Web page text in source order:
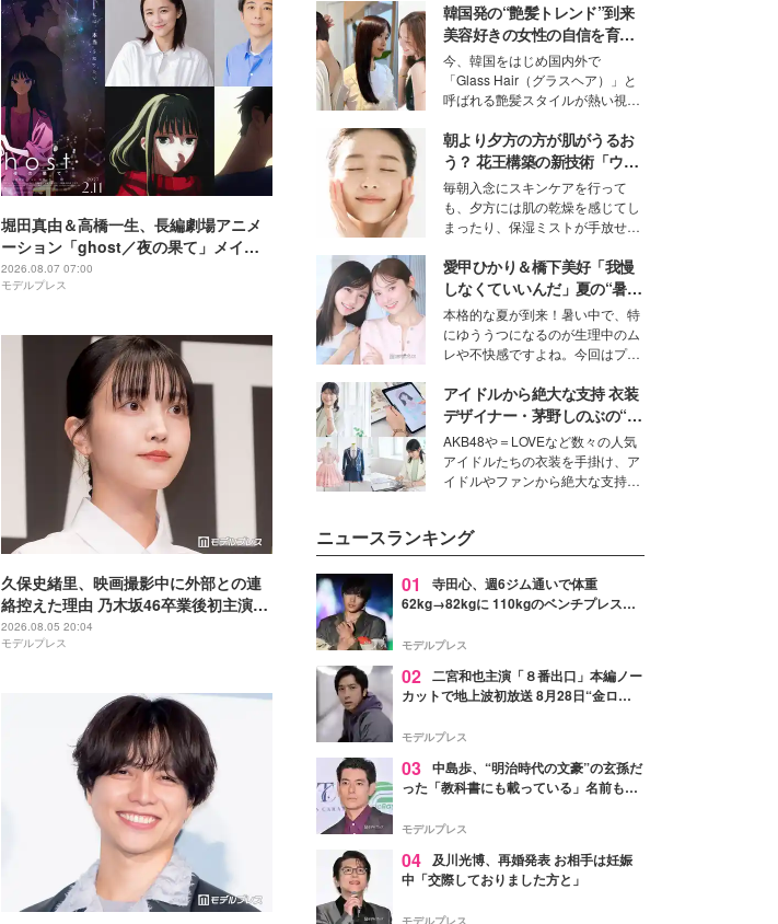
堀田真由＆高橋一生、長編劇場アニメ
ーション「ghost／夜の果て」メイン
キャスト声優に決定「子どもの頃に抱
いていた言葉にはできない沢山の感情
2026.08.07 07:00
モデルプレス
久保史緒里、映画撮影中に外部との連
絡控えた理由 乃木坂46卒業後初主演で
母親役に【世界は美しいと誰かが言っ
た】
2026.08.05 20:04
モデルプレス
ニオン好き”という共通点を持つモ
デルの宮城舞と島村雄大の特別対
談をお届け！それぞれの視点か
ら、今作ならではの魅力や予想外
の感動をもたらす奥深いストーリ
ーについて熱く語り合ってもらっ
た。
韓国発の“艶髪トレンド”到来
美容好きの女性の自信を育む
「ヘアケア事情」って？
今、韓国をはじめ国内外で
「Glass Hair（グラスヘア）」と
呼ばれる艶髪スタイルが熱い視線
ションの完成度を高めるベースと
して、“髪そのものの美しさ”に改
めて注目する人が増えている様
子。今回は、そんな憧れの艶やか
な髪を日常で叶える、美容好きの
女性たちのヘアケア事情を紹介し
ます。
朝より夕方の方が肌がうるお
う？ 花王構築の新技術「ウォ
ーターキャプチャリングスキ
ン（捕水肌）」がスキンケア
の常識を変える予感
毎朝入念にスキンケアを行って
も、夕方には肌の乾燥を感じてし
まったり、保湿ミストが手放せな
な美容の常識を大きく変える可能
性を秘めた、革新的な「Water
Capturing Skin（ウォーターキャ
プチャリングスキン：捕水肌）」
技術を、花王が構築した。
愛甲ひかり＆橋下美好「我慢
しなくていいんだ」夏の“暑さ
対策”の新しい選択肢とは？
本格的な夏が到来！暑い中で、特
にゆううつになるのが生理中のム
レや不快感ですよね。今回はプラ
モデル・愛甲ひかりさんと橋下美
好さんを迎えて本音で女子会トー
ク。猛暑のお出かけを快適に過ご
すヒントや、2人が感動した夏の
生理の新常識にも迫りました。
アイドルから絶大な支持 衣装
デザイナー・茅野しのぶの“可
愛い”を作る美学＜「シチズン
クロスシー」インタビュー＞
AKB48や＝LOVEなど数々の人気
アイドルたちの衣装を手掛け、ア
イドルやファンから絶大な支持を
ター・茅野しのぶ。一人ひとりの
個性に寄り添い、魅力を引き出す
衣装作りは、多くの女性たちに勇
気と自信を与え続けている。
ニュースランキング
01
寺田心、週6ジム通いで体重
62kg→82kgに 110kgのベンチプレス持
「かっこいい」と反響
モデルプレス
02 二宮和也主演「８番出口」本編ノー
カットで地上波初放送 8月28日“金ロ
モデルプレス
03 中島歩、“明治時代の文豪”の玄孫だ
った「教科書にも載っている」名前も先
モデルプレス
04 及川光博、再婚発表 お相手は妊娠
中「交際しておりました方と」
モデルプレス